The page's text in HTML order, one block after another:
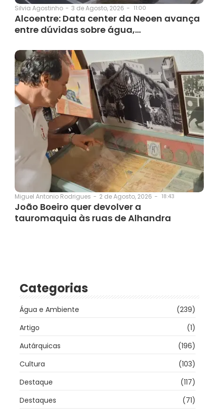
Silvia Agostinho - 3 de Agosto, 2026 - 11:00
Alcoentre: Data center da Neoen avança
entre dúvidas sobre água,…
Miguel Antonio Rodrigues - 2 de Agosto, 2026 - 18:43
João Boeiro quer devolver a
tauromaquia às ruas de Alhandra
Categorias
Água e Ambiente
(239)
Artigo
(1)
Autárquicas
(196)
Cultura
(103)
Destaque
(117)
Destaques
(71)